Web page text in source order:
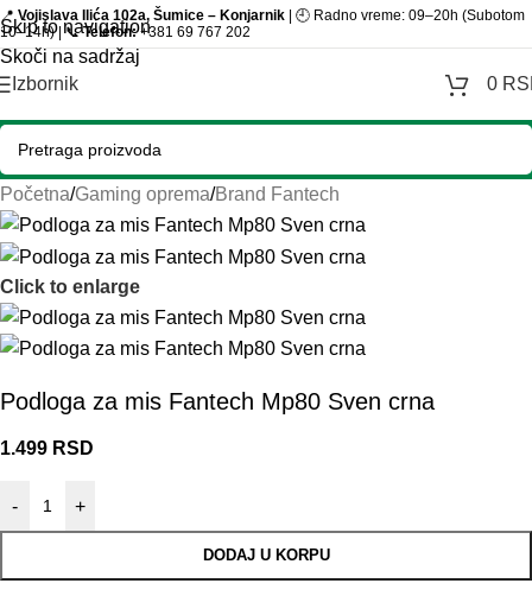
Skip to navigation
Skoči na sadržaj
📍Vojislava Ilića 102a, Šumice – Konjarnik | 🕘 Radno vreme: 09–20h (Subotom
10–14h) | 📞Telefon:+381 69 767 202
Izbornik 0
Početna/Gaming oprema/Brand Fantech
Click to enlarge
Podloga za mis Fantech Mp80 Sven crna
1.499 RSD
- +
DODAJ U KORPU